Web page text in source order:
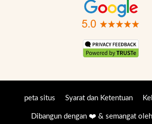
peta situs Syarat dan Ketentuan
Dibangun dengan ❤️ & semangat oleh